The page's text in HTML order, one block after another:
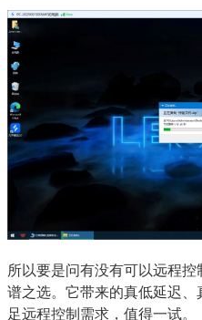
所以要是问有没有可以远程
谱之选。它带来的真低延迟
足远程控制需求，值得一试。